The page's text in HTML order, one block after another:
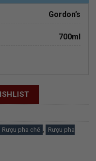
Gordon’s
700ml
Rượu pha chế
Rượu pha